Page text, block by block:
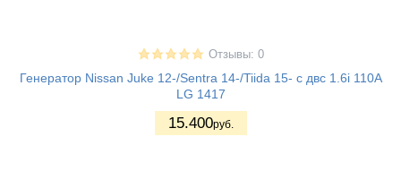
Отзывы: 0
Генератор Nissan Juke 12-/Sentra 14-/Tiida 15- с двс 1.6i 110A
LG 1417
15.400руб.